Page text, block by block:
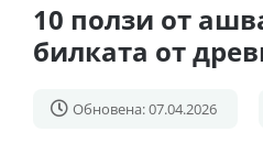
10 ползи от
билката от
Обновена: 07.04.2026